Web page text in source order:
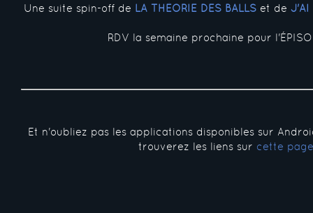
Une suite spin-off de LA THÉORIE DES BALLS et de J'AI
RDV la semaine prochaine pour
Et n'oubliez pas les applications disponibles sur
trouverez les liens sur cette page